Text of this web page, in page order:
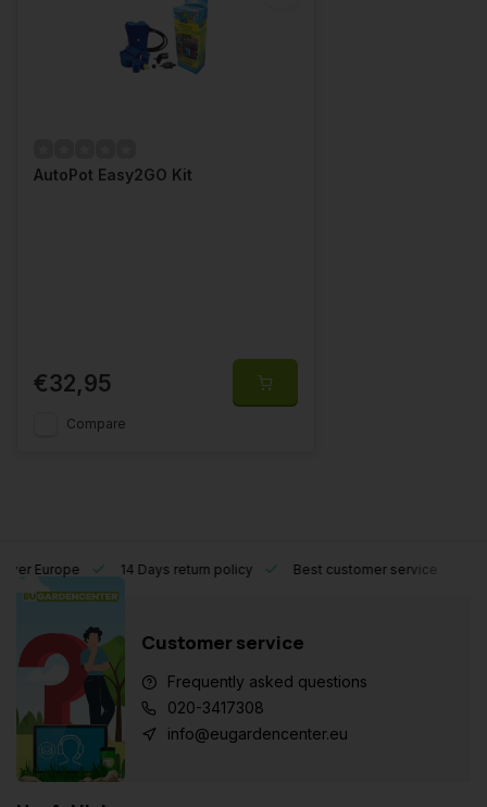
AutoPot Easy2GO Kit
€32,95
Compare
Europe 14 Days return policy Best customer service
Customer service
Frequently asked questions
020-3417308
info@eugardencenter.eu